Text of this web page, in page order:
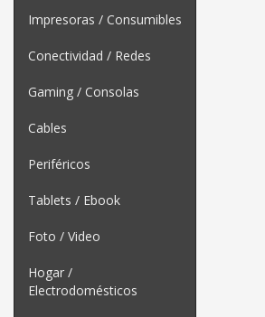
Impresoras / Consumibles
Conectividad / Redes
Gaming / Consolas
Cables
Periféricos
Tablets / Ebook
Foto / Video
Hogar /
Electrodomésticos